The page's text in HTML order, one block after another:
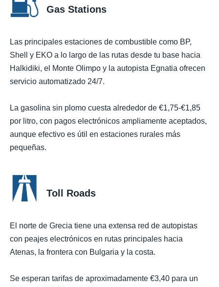
Gas Stations
Las principales estaciones de combustible como BP,
Shell y EKO a lo largo de las rutas desde tu base hacia
Halkidiki, el Monte Olimpo y la autopista Egnatia ofrecen
servicio automatizado 24/7.
La gasolina sin plomo cuesta alrededor de €1,75-€1,85
por litro, con pagos electrónicos ampliamente aceptados,
aunque efectivo es útil en estaciones rurales más
pequeñas.
Toll Roads
El norte de Grecia tiene una extensa red de autopistas
con peajes electrónicos en rutas principales hacia
Atenas, la frontera con Bulgaria y la costa.
Se esperan tarifas de aproximadamente €3,40 para un